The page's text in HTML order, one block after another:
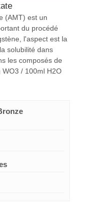
(AMT) est un
du procédé
l'aspect est la
solubilité dans
les composés de
/ 100ml H2O